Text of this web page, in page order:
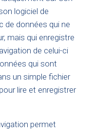
logiciel de
de données qui ne
mais qui enregistre
de celui-ci
qui sont
un simple fichier
lire et enregistrer
permet